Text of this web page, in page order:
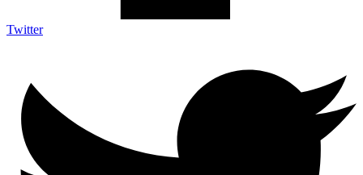
Twitter